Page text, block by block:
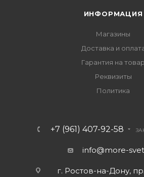
ИНФОРМАЦИЯ
Магазины
Доставка и
Гарантия на товар
Реквизиты
Политика
+7 (961) 407-92-58
info@more-
г. Ростов-на-Дону,